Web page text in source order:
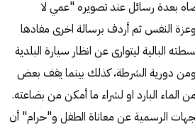
بعدة رسائل عند تصويره "عمي لا
النفس ثم أردف برسالة اخرى مفادها
البالية ليتوارى عن انظار سيارة البلدية
ومن دورية الشرطة، كذلك بينما يقف بعض
الماء البارد او لشراء ما أمكن من بضاعته.
الرسمية عن معاناة الطفل و"حرام" أن